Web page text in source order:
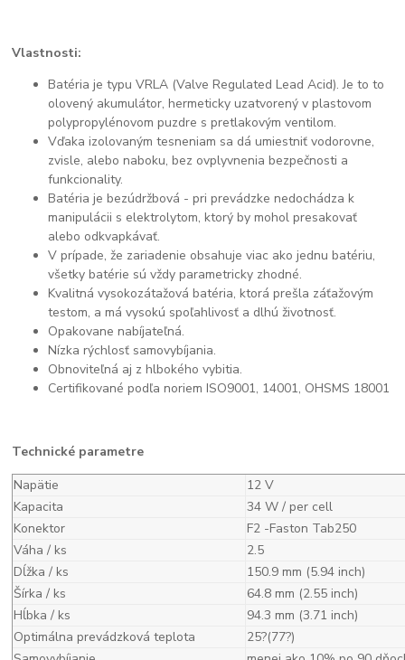
Vlastnosti:
Batéria je typu VRLA (Valve Regulated Lead Acid). Je to to
olovený akumulátor, hermeticky uzatvorený v plastovom
polypropylénovom puzdre s pretlakovým ventilom.
Vďaka izolovaným tesneniam sa dá umiestniť vodorovne,
zvisle, alebo naboku, bez ovplyvnenia bezpečnosti a
funkcionality.
Batéria je bezúdržbová - pri prevádzke nedochádza k
manipulácii s elektrolytom, ktorý by mohol presakovať
alebo odkvapkávať.
V prípade, že zariadenie obsahuje viac ako jednu batériu,
všetky batérie sú vždy parametricky zhodné.
Kvalitná vysokozátažová batéria, ktorá prešla záťažovým
testom, a má vysokú spoľahlivosť a dlhú životnosť.
Opakovane nabíjateľná.
Nízka rýchlosť samovybíjania.
Obnoviteľná aj z hlbokého vybitia.
Certifikované podľa noriem ISO9001, 14001, OHSMS 18001
Technické parametre
Napätie
12 V
Kapacita
34 W / per cell
Konektor
F2 -Faston Tab250
Váha / ks
2.5
Dĺžka / ks
150.9 mm (5.94 inch)
Šírka / ks
64.8 mm (2.55 inch)
Hĺbka / ks
94.3 mm (3.71 inch)
Optimálna prevádzková teplota
25?(77?)